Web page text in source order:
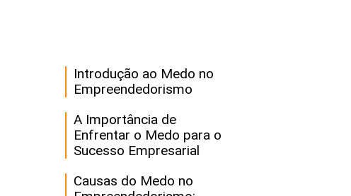
Introdução ao Medo no
Empreendedorismo
A Importância de
Enfrentar o Medo para o
Sucesso Empresarial
Causas do Medo no